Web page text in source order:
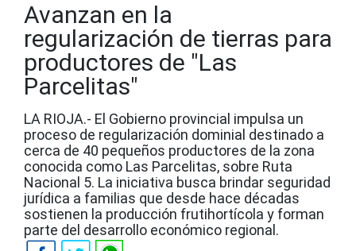
Avanzan en la
regularización de tierras para
productores de "Las
Parcelitas"
LA RIOJA.- El Gobierno provincial impulsa un
proceso de regularización dominial destinado a
cerca de 40 pequeños productores de la zona
conocida como Las Parcelitas, sobre Ruta
Nacional 5. La iniciativa busca brindar seguridad
jurídica a familias que desde hace décadas
sostienen la producción frutihortícola y forman
parte del desarrollo económico regional.